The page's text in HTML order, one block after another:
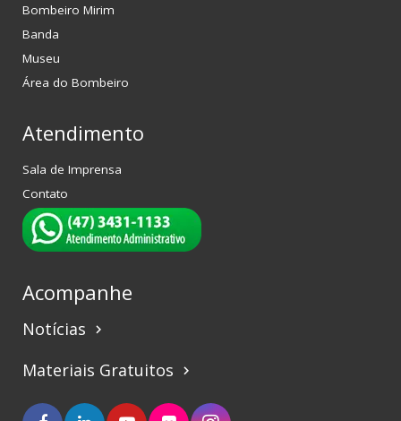
Bombeiro Mirim
Banda
Museu
Área do Bombeiro
Atendimento
Sala de Imprensa
Contato
Acompanhe
Notícias keyboard_arrow_right
Materiais Gratuitos keyboard_arrow_right